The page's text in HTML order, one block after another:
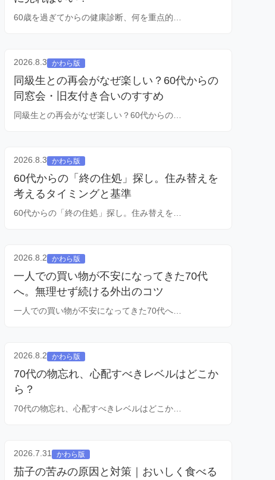
60歳を過ぎてからの健康診断、何を重点的…
2026.8.3 かわら版
同級生との再会がなぜ楽しい？60代からの
同窓会・旧友付き合いのすすめ
同級生との再会がなぜ楽しい？60代からの…
2026.8.3 かわら版
60代からの「終の住処」探し。住み替えを
考えるタイミングと基準
60代からの「終の住処」探し。住み替えを…
2026.8.2 かわら版
一人での買い物が不安になってきた70代
へ。無理せず続ける外出のコツ
一人での買い物が不安になってきた70代へ…
2026.8.2 かわら版
70代の物忘れ、心配すべきレベルはどこか
ら？
70代の物忘れ、心配すべきレベルはどこか…
2026.7.31 かわら版
茄子の苦みの原因と対策｜おいしく食べる